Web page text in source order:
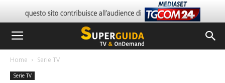
Home Serie TV
Serie TV